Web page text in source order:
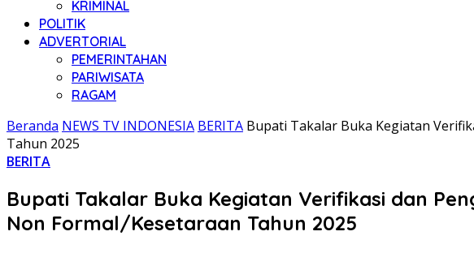
KRIMINAL
POLITIK
ADVERTORIAL
PEMERINTAHAN
PARIWISATA
RAGAM
Beranda NEWS TV INDONESIA BERITA Bupati Takalar Buka Kegiatan
Tahun 2025
BERITA
Bupati Takalar Buka Kegiatan Verifikasi dan
Non Formal/Kesetaraan Tahun 2025